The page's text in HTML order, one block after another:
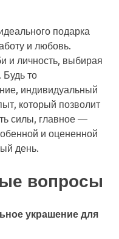
подарка
и любовь.
и личность, выбирая
Будь то
индивидуальный
который позволит
силы, главное —
и оцененной
день.
вопросы
украшение для